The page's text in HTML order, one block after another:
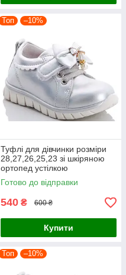
Топ –10%
Туфлі для дівчинки розміри
28,27,26,25,23 зі шкіряною
ортопед устілкою
Готово до відправки
540 ₴ 600 ₴
Купити
Топ –10%